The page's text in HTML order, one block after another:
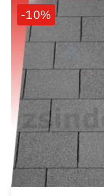
-10%